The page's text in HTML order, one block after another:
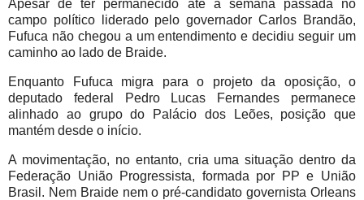
Apesar de ter permanecido até a semana passada no
campo político liderado pelo governador Carlos Brandão,
Fufuca não chegou a um entendimento e decidiu seguir um
caminho ao lado de Braide.
Enquanto Fufuca migra para o projeto da oposição, o
deputado federal Pedro Lucas Fernandes permanece
alinhado ao grupo do Palácio dos Leões, posição que
mantém desde o início.
A movimentação, no entanto, cria uma situação dentro da
Federação União Progressista, formada por PP e União
Brasil. Nem Braide nem o pré-candidato governista Orleans